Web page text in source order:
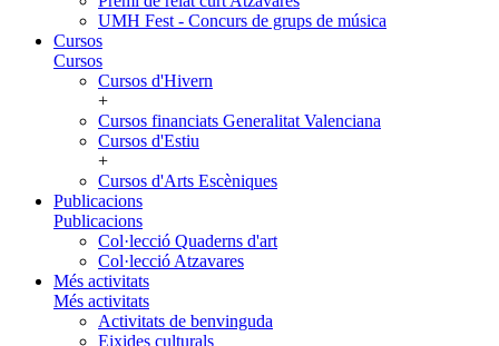
UMH Fest - Concurs de grups de música
Cursos
Cursos
Cursos d'Hivern
+
Cursos financiats Generalitat Valenciana
Cursos d'Estiu
+
Cursos d'Arts Escèniques
Publicacions
Publicacions
Col·lecció Quaderns d'art
Col·lecció Atzavares
Més activitats
Més activitats
Activitats de benvinguda
Eixides culturals